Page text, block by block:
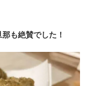
も絶賛でした！